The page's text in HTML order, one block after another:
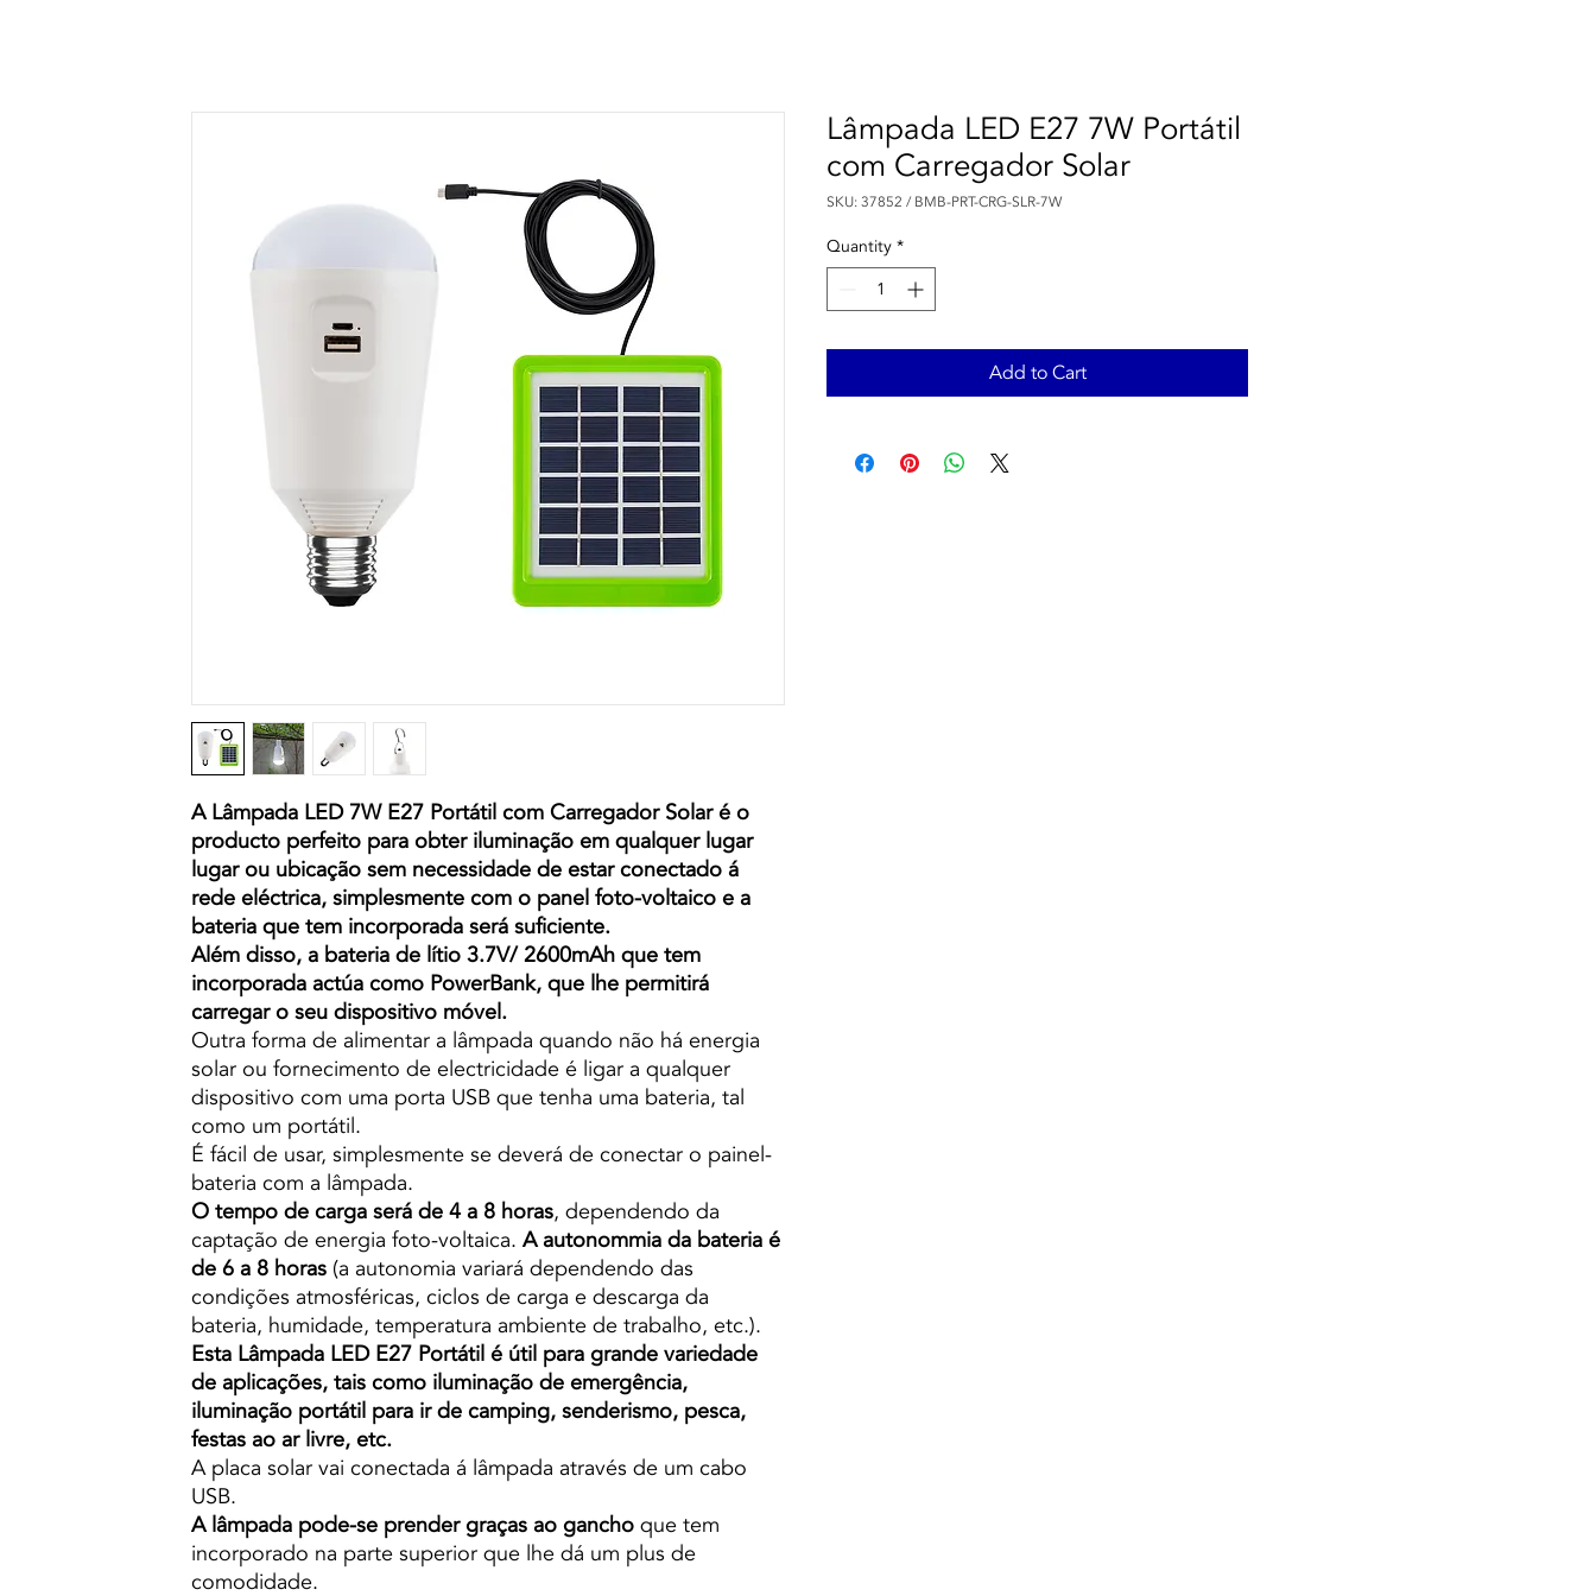
A Lâmpada LED 7W E27 Portátil com Carregador Solar é o
producto perfeito para obter iluminação em qualquer lugar
lugar ou ubicação sem necessidade de estar conectado á
rede eléctrica, simplesmente com o panel foto-voltaico e a
bateria que tem incorporada será suficiente.
Além disso, a bateria de lítio 3.7V/ 2600mAh que tem
incorporada actúa como PowerBank, que lhe permitirá
carregar o seu dispositivo móvel.
Outra forma de alimentar a lâmpada quando não há energia
solar ou fornecimento de electricidade é ligar a qualquer
dispositivo com uma porta USB que tenha uma bateria, tal
como um portátil.
É fácil de usar, simplesmente se deverá de conectar o painel-
bateria com a lâmpada.
O tempo de carga será de 4 a 8 horas, dependendo da
captação de energia foto-voltaica. A autonommia da bateria é
de 6 a 8 horas (a autonomia variará dependendo das
condições atmosféricas, ciclos de carga e descarga da
bateria, humidade, temperatura ambiente de trabalho, etc.).
Esta Lâmpada LED E27 Portátil é útil para grande variedade
de aplicações, tais como iluminação de emergência,
iluminação portátil para ir de camping, senderismo, pesca,
festas ao ar livre, etc.
A placa solar vai conectada á lâmpada através de um cabo
USB.
A lâmpada pode-se prender graças ao gancho que tem
incorporado na parte superior que lhe dá um plus de
comodidade.
Lâmpada LED E27 7W Portátil
com Carregador Solar
SKU: 37852 / BMB-PRT-CRG-SLR-7W
Quantity *
Add to Cart